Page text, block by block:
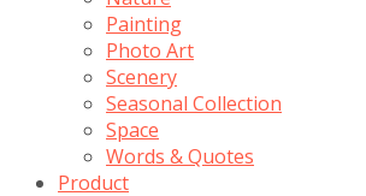
Painting
Photo Art
Scenery
Seasonal Collection
Space
Words & Quotes
Product